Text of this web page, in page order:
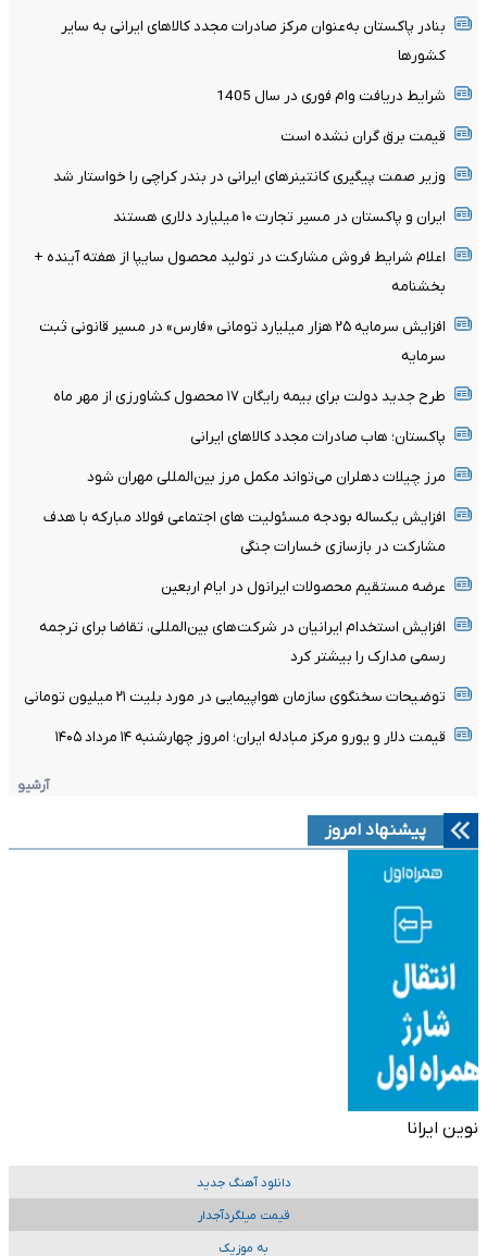
بنادر پاکستان به‌عنوان مرکز صادرات مجدد کالاهای ایرانی به سایر
کشورها
شرایط دریافت وام فوری در سال 1405
قیمت برق گران نشده است
وزیر صمت پیگیری کانتینر‌های ایرانی در بندر کراچی را خواستار شد
ایران و پاکستان در مسیر تجارت ۱۰ میلیارد دلاری هستند
اعلام شرایط فروش مشارکت در تولید محصول سایپا از هفته آینده +
بخشنامه
افزایش سرمایه ۲۵ هزار میلیارد تومانی «فارس» در مسیر قانونی ثبت
سرمایه
طرح جدید دولت برای بیمه رایگان ۱۷ محصول کشاورزی از مهر ماه
پاکستان؛ هاب صادرات مجدد کالاهای ایرانی
مرز چیلات دهلران می‌تواند مکمل مرز بین‌المللی مهران شود
افزایش یکساله بودجه مسئولیت های اجتماعی فولاد مبارکه با هدف
مشارکت در بازسازی خسارات جنگی
عرضه مستقیم محصولات ایرانول در ایام اربعین
افزایش استخدام ایرانیان در شرکت‌های بین‌المللی، تقاضا برای ترجمه
رسمی مدارک را بیشتر کرد
توضیحات سخنگوی سازمان هواپیمایی در مورد بلیت ۲۱ میلیون تومانی
قیمت دلار و یورو مرکز مبادله ایران؛ امروز چهارشنبه ۱۴ مرداد ۱۴۰۵
آرشیو
پیشنهاد امروز
نوین ایرانا
دانلود آهنگ جدید
قیمت میلگردآجدار
به موزیک